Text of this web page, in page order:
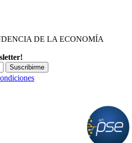
DE LA ECONOMÍA
Suscribirme